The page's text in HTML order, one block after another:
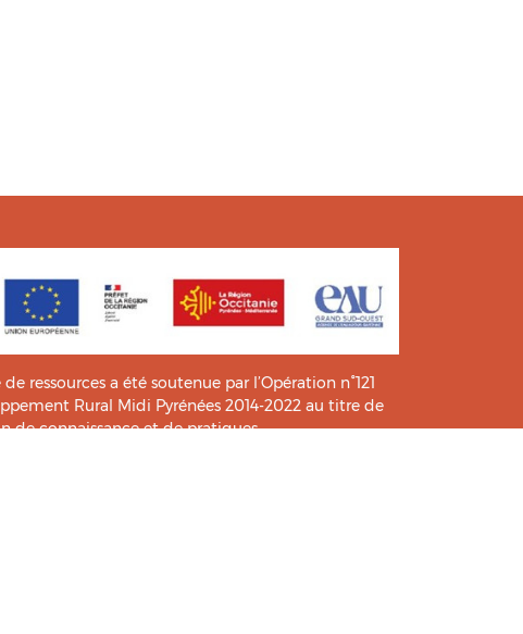
ressources a été soutenue par l’Opération n°121
Rural Midi Pyrénées 2014-2022 au titre de
de connaissance et de pratiques.